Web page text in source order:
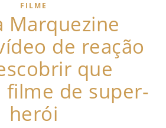
FILME
Marquezine
de reação
que
filme de super-
herói